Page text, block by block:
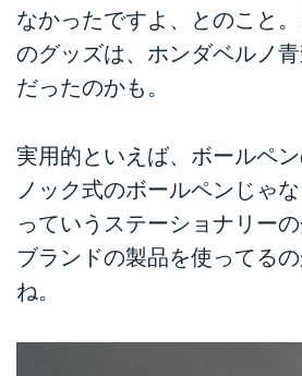
なかったですよ、とのこと
のグッズは、ホンダベルノ
だったのかも。
実用的といえば、ボールペ
ノック式のボールペンじゃ
っていうステーショナリー
ブランドの製品を使ってる
ね。